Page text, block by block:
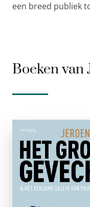
een breed publiek
Boeken van
Het
Een echte leider